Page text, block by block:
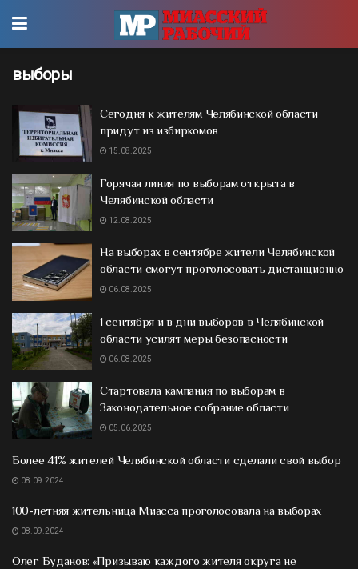
выборы
Сегодня к жителям Челябинской области
придут из избиркомов
15.08.2025
Горячая линия по выборам открыта в
Челябинской области
12.08.2025
На выборах в сентябре жители Челябинской
области смогут проголосовать дистанционно
06.08.2025
1 сентября и в дни выборов в Челябинской
области усилят меры безопасности
06.08.2025
Стартовала кампания по выборам в
Законодательное собрание области
05.06.2025
Более 41% жителей Челябинской области сделали свой выбор
08.09.2024
100-летняя жительница Миасса проголосовала на выборах
08.09.2024
Олег Буданов: «Призываю каждого жителя округа не